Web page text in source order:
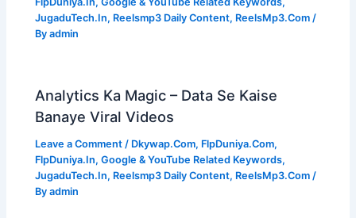
JugaduTech.In, Reelsmp3 Daily Content, ReelsMp3.Com /
Byadmin
Analytics Ka Magic – Data Se Kaise
Banaye Viral Videos
Leave a Comment / Dkywap.Com, FlpDuniya.Com,
FlpDuniya.In,Google & YouTube Related Keywords,
JugaduTech.In, Reelsmp3 Daily Content, ReelsMp3.Com /
Byadmin